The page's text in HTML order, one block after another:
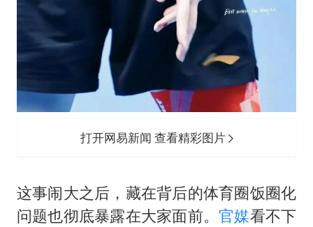
打开网易新闻 查看精彩图片
这事闹大之后，藏在背后的体育圈饭圈化
问题也彻底暴露在大家面前。官媒看不下